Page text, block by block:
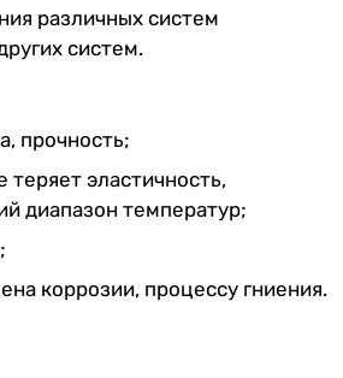
различных систем
систем.
прочность;
теряет эластичность,
диапазон температур;
коррозии, процессу гниения.